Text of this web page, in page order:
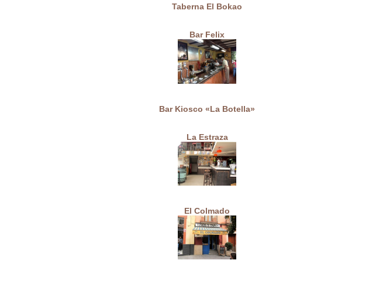
Taberna El Bokao
Bar Felix
Bar Kiosco «La Botella»
La Estraza
El Colmado